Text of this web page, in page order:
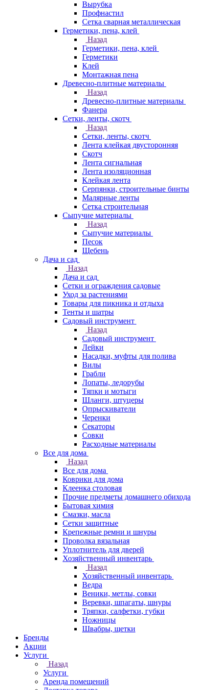
Вырубка
Профнастил
Сетка сварная металлическая
Герметики, пена, клей
Назад
Герметики, пена, клей
Герметики
Клей
Монтажная пена
Древесно-плитные материалы
Назад
Древесно-плитные материалы
Фанера
Сетки, ленты, скотч
Назад
Сетки, ленты, скотч
Лента клейкая двусторонняя
Скотч
Лента сигнальная
Лента изоляционная
Клейкая лента
Серпянки, строительные бинты
Малярные ленты
Сетка строительная
Сыпучие материалы
Назад
Сыпучие материалы
Песок
Щебень
Дача и сад
Назад
Дача и сад
Сетки и ограждения садовые
Уход за растениями
Товары для пикника и отдыха
Тенты и шатры
Садовый инструмент
Назад
Садовый инструмент
Лейки
Насадки, муфты для полива
Вилы
Грабли
Лопаты, ледорубы
Тяпки и мотыги
Шланги, штуцеры
Опрыскиватели
Черенки
Секаторы
Совки
Расходные материалы
Все для дома
Назад
Все для дома
Коврики для дома
Клеенка столовая
Прочие предметы домашнего обихода
Бытовая химия
Смазки, масла
Сетки защитные
Крепежные ремни и шнуры
Проволка вязальная
Уплотнитель для дверей
Хозяйственный инвентарь
Назад
Хозяйственный инвентарь
Ведра
Веники, метлы, совки
Веревки, шпагаты, шнуры
Тряпки, салфетки, губки
Ножницы
Швабры, щетки
Бренды
Акции
Услуги
Назад
Услуги
Аренда помещений